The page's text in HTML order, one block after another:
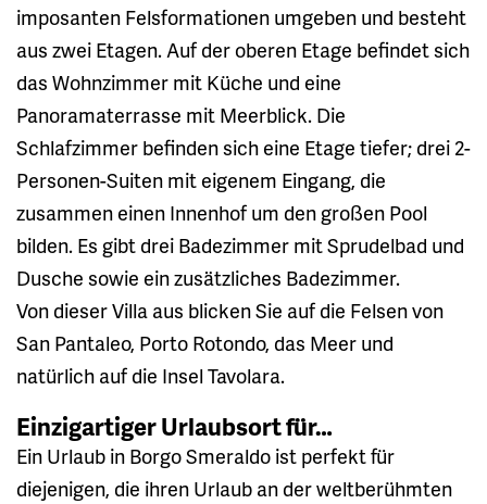
imposanten Felsformationen umgeben und besteht
aus zwei Etagen. Auf der oberen Etage befindet sich
das Wohnzimmer mit Küche und eine
Panoramaterrasse mit Meerblick. Die
Schlafzimmer befinden sich eine Etage tiefer; drei 2-
Personen-Suiten mit eigenem Eingang, die
zusammen einen Innenhof um den großen Pool
bilden. Es gibt drei Badezimmer mit Sprudelbad und
Dusche sowie ein zusätzliches Badezimmer.
Von dieser Villa aus blicken Sie auf die Felsen von
San Pantaleo, Porto Rotondo, das Meer und
natürlich auf die Insel Tavolara.
Einzigartiger Urlaubsort für…
Ein Urlaub in Borgo Smeraldo ist perfekt für
diejenigen, die ihren Urlaub an der weltberühmten